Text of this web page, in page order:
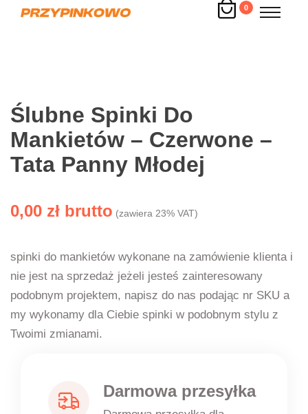
0
Ślubne Spinki Do
Mankietów – Czerwone –
Tata Panny Młodej
0,00 zł (zawiera 23% VAT)
spinki do mankietów wykonane na zamówienie klienta i
nie jest na sprzedaż jeżeli jesteś zainteresowany
podobnym projektem, napisz do nas podając nr SKU a
my wykonamy dla Ciebie spinki w podobnym stylu z
Twoimi zmianami.
Darmowa przesyłka